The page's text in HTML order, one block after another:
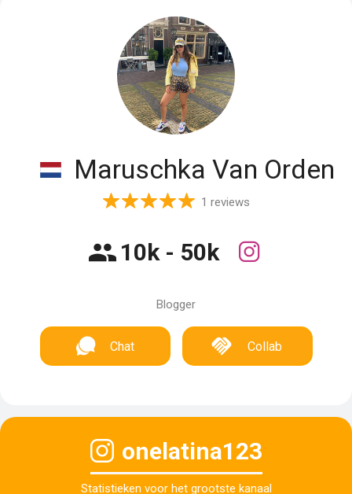
Maruschka Van Orden
1 reviews
10k - 50k
Blogger
Chat Collab
onelatina123
Statistieken voor het grootste kanaal